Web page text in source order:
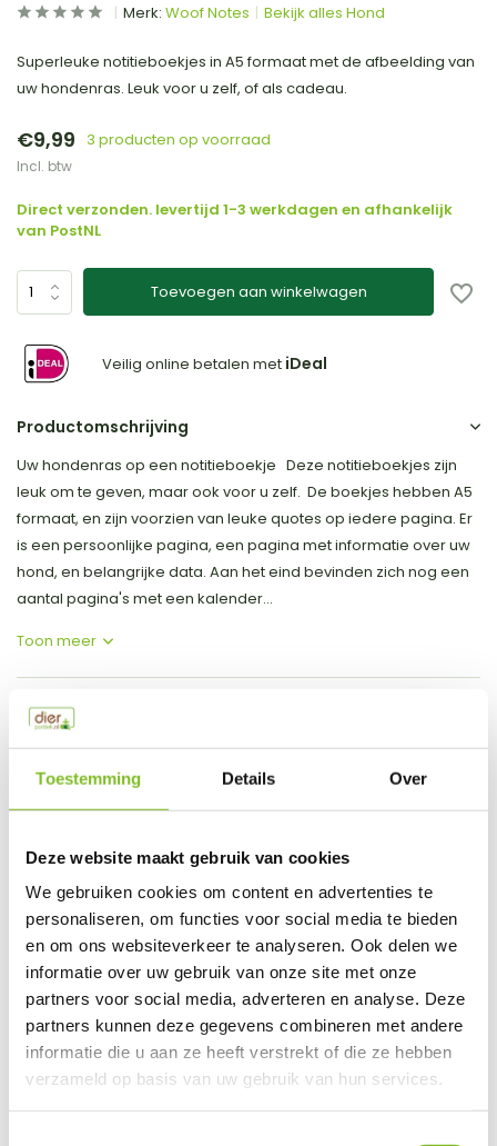
Toestemming Details Over
Deze website maakt gebruik van cookies
We gebruiken cookies om content en advertenties te
personaliseren, om functies voor social media te bieden
en om ons websiteverkeer te analyseren. Ook delen we
informatie over uw gebruik van onze site met onze
partners voor social media, adverteren en analyse. Deze
partners kunnen deze gegevens combineren met andere
informatie die u aan ze heeft verstrekt of die ze hebben
verzameld op basis van uw gebruik van hun services.
Merk: Woof Notes Bekijk alles Hond
Superleuke notitieboekjes in A5 formaat met de afbeelding van
uw hondenras. Leuk voor u zelf, of als cadeau.
€9,99 3 producten op voorraad
Incl. btw
Direct verzonden. levertijd 1-3 werkdagen en afhankelijk
van PostNL
Toevoegen aan winkelwagen
Veilig online betalen met iDeal
Productomschrijving
Uw hondenras op een notitieboekje Deze notitieboekjes zijn
leuk om te geven, maar ook voor u zelf. De boekjes hebben A5
formaat, en zijn voorzien van leuke quotes op iedere pagina. Er
is een persoonlijke pagina, een pagina met informatie over uw
hond, en belangrijke data. Aan het eind bevinden zich nog een
aantal pagina's met een kalender...
Toon meer
Productspecificaties
Do you have a question about this product?
Our employee is happy to help you find the right product
Send mail
This product is available in the following variants:
Gerelateerde producten